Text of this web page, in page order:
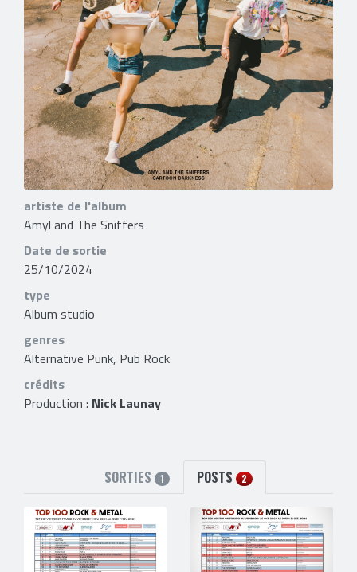
artiste de l'album
Amyl and The Sniffers
Date de sortie
25/10/2024
type
Album studio
genres
Alternative Punk, Pub Rock
crédits
Production : Nick Launay
SORTIES 1 POSTS 2